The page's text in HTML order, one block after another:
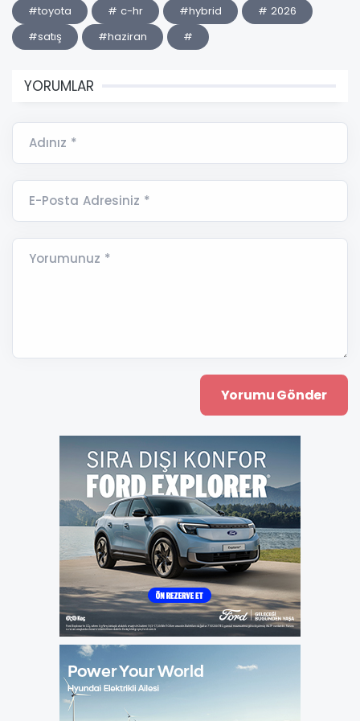
#toyota # c-hr #hybrid
# 2026
#satış
#haziran #
YORUMLAR
Adınız *
E-Posta Adresiniz *
Yorumunuz *